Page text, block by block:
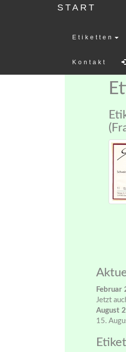
START
Etiketten
Kontakt
Februar
Jetzt
August
15.